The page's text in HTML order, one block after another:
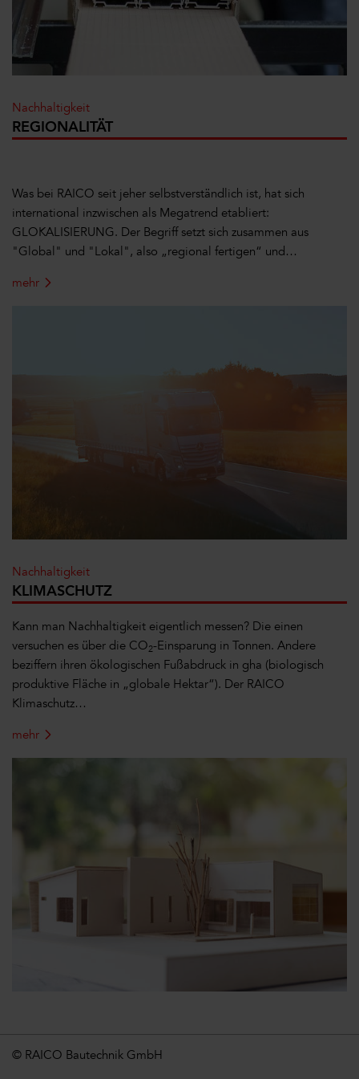
Nachhaltigkeit
REGIONALITÄT
Was bei RAICO seit jeher selbstverständlich ist, hat sich
international inzwischen als Megatrend etabliert:
GLOKALISIERUNG. Der Begriff setzt sich zusammen aus
"Global" und "Lokal", also „regional fertigen“ und…
mehr
Nachhaltigkeit
KLIMASCHUTZ
Kann man Nachhaltigkeit eigentlich messen? Die einen
versuchen es über die CO2-Einsparung in Tonnen. Andere
beziffern ihren ökologischen Fußabdruck in gha (biologisch
produktive Fläche in „globale Hektar“). Der RAICO
Klimaschutz…
mehr
© RAICO Bautechnik GmbH